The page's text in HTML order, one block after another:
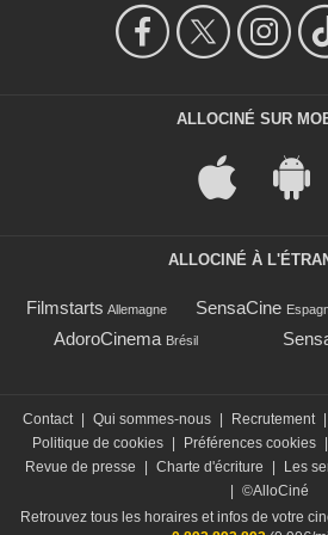
ALLOCINÉ SUR
ALLOCINÉ À
Filmstarts Allemagne SensaCine
AdoroCinema Brésil
Contact Qui sommes-nous Recrutement
Politique de cookies
Préférences cookies
Revue de presse
Charte d'écriture Les
©AlloCiné
Retrouvez tous les horaires et infos de votre